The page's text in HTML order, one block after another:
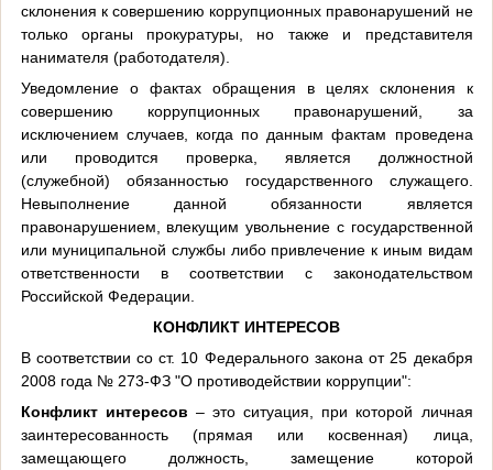
склонения к совершению коррупционных правонарушений не
только органы прокуратуры, но также и представителя
нанимателя (работодателя).
Уведомление о фактах обращения в целях склонения к
совершению коррупционных правонарушений, за
исключением случаев, когда по данным фактам проведена
или проводится проверка, является должностной
(служебной) обязанностью государственного служащего.
Невыполнение данной обязанности является
правонарушением, влекущим увольнение с государственной
или муниципальной службы либо привлечение к иным видам
ответственности в соответствии с законодательством
Российской Федерации.
КОНФЛИКТ ИНТЕРЕСОВ
В соответствии со ст. 10 Федерального закона от 25 декабря
2008 года № 273-ФЗ "О противодействии коррупции":
Конфликт интересов – это ситуация, при которой личная
заинтересованность (прямая или косвенная) лица,
замещающего должность, замещение которой